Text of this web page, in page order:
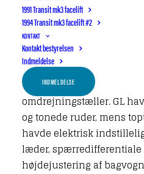
1991 Transit mk3 facelift
1994 Transit mk3 facelift #2
KONTAKT
Kontakt bestyrelsen
Indmeldelse
INDMELDELSE
I kabinen var der fred, ro
kunne som altid hos Ford
omdrejningstæller” til den
noget skrabet, med
til sideruderne og ur i
omdrejningstæller. GL
og tonede ruder, mens
havde elektrisk
læder, spærredifferentiale
højdejustering af